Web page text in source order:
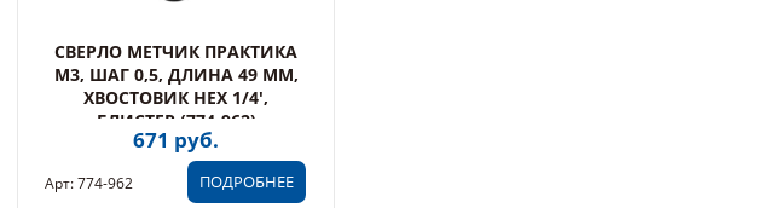
СВЕРЛО МЕТЧИК ПРАКТИКА
М3, ШАГ 0,5, ДЛИНА 49 ММ,
ХВОСТОВИК HEX 1/4',
БЛИСТЕР (774-962)
671 руб.
ПОДРОБНЕЕ
Арт: 774-962